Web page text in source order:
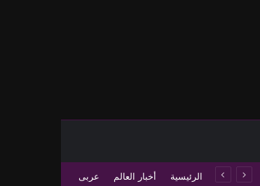
الرئيسية أخبار العالم عربى